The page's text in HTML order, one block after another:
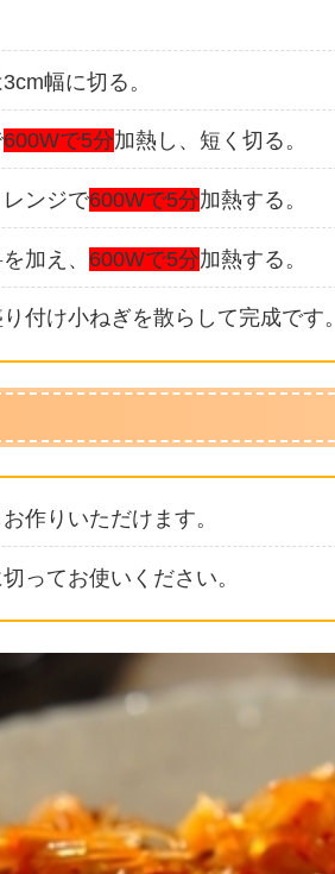
幅に切る。
600Wで5分加熱し、短く切る。
ンジで600Wで5分加熱する。
加え、 600Wで5分加熱する。
付け小ねぎを散らして完成です。
作りいただけます。
ってお使いください。